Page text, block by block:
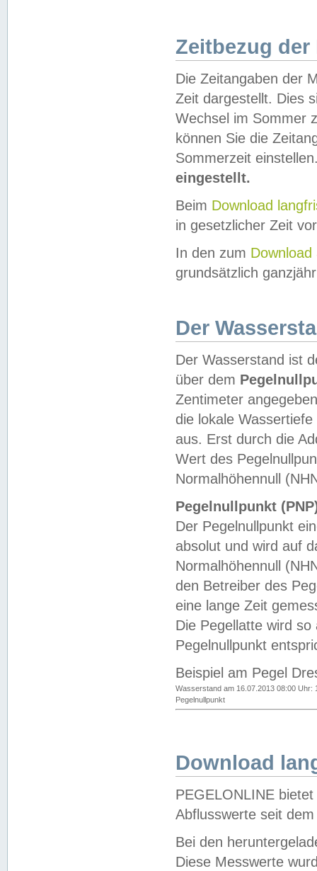
Zeitbezug der
Die Zeitangaben der
Zeit dargestellt. Dies
Wechsel im Sommer
können Sie die
Sommerzeit
eingestellt.
Beim Download
in gesetzlicher Zeit
In den zum Download
grundsätzlich
Der
Der Wasserstand ist
über dem
Zentimeter
die lokale
aus. Erst durch die
Wert des
Normalhöhennull
Pegelnullpunkt
Der Pegelnullpunkt
absolut und wird auf
Normalhöhennull
den Betreiber des
eine lange Zeit
Die Pegellatte wird
Pegelnullpunkt
Beispiel am Pegel
Wasserstand am 16.07.2013 08:00 Uhr:
Pegelnullpunkt
Download
PEGELONLINE
Abflusswerte seit
Bei den
Diese Messwerte